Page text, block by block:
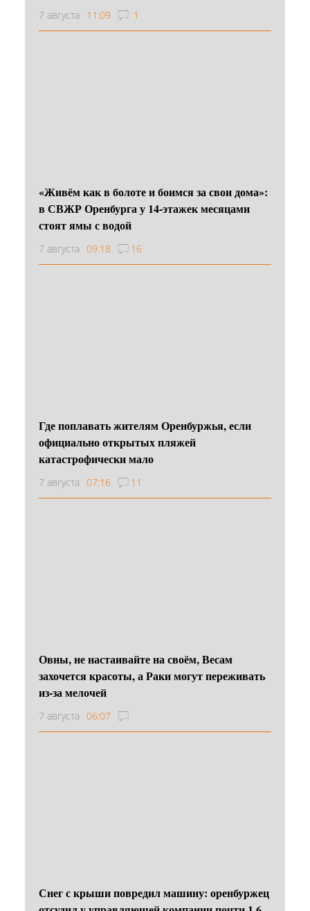
7 августа 11:09 1
«Живём как в болоте и боимся за свои дома»:
в СВЖР Оренбурга у 14-этажек месяцами
стоят ямы с водой
7 августа 09:18 16
Где поплавать жителям Оренбуржья, если
официально открытых пляжей
катастрофически мало
7 августа 07:16 11
Овны, не настаивайте на своём, Весам
захочется красоты, а Раки могут переживать
из-за мелочей
7 августа 06:07
Снег с крыши повредил машину: оренбуржец